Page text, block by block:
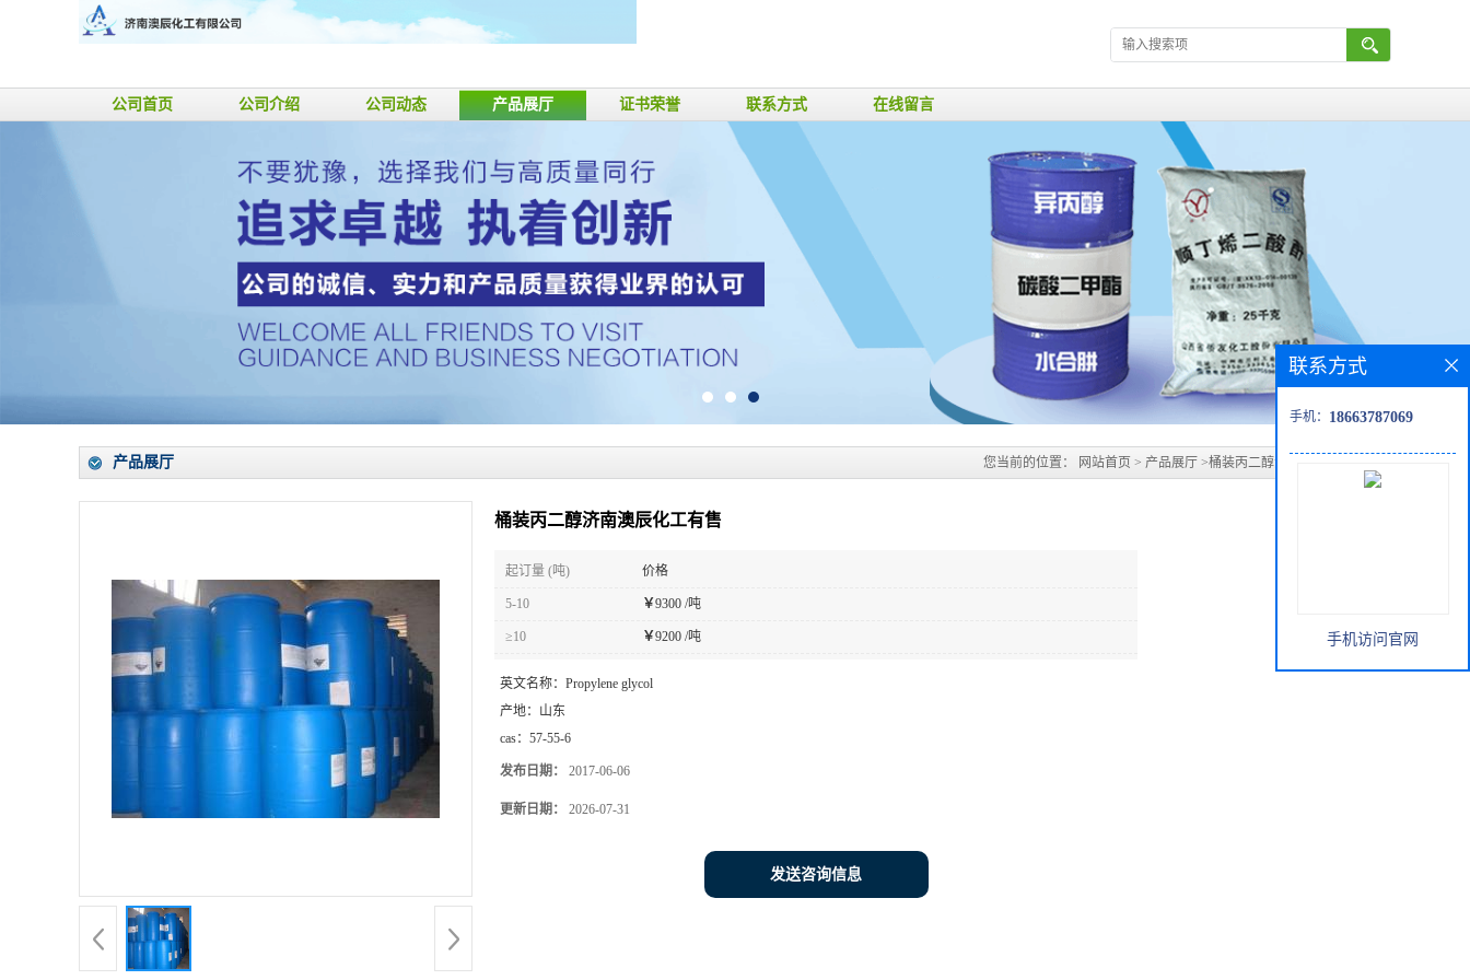
公司首页 公司介绍 公司动态 产品展厅 证书荣誉 联系方式 在线留言
产品展厅 您当前的位置： 网站首页 > 产品展厅 >桶装丙二醇济南澳辰化工有售
桶装丙二醇济南澳辰化工有售
起订量 (吨) 价格
5-10 ￥9300 /吨
≥10 ￥9200 /吨
英文名称： Propylene glycol
产地： 山东
cas： 57-55-6
发布日期： 2017-06-06
更新日期： 2026-07-31
发送咨询信息
联系方式
手机： 18663787069
手机访问官网